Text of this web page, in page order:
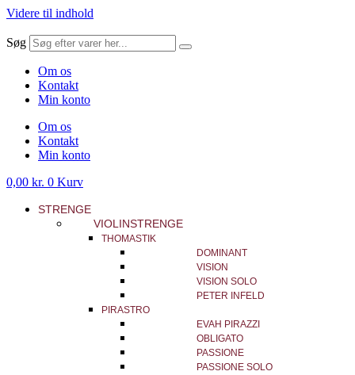
Videre til indhold
Søg
Om os
Kontakt
Min konto
Om os
Kontakt
Min konto
0,00 kr. 0 Kurv
STRENGE
VIOLINSTRENGE
THOMASTIK
DOMINANT
VISION
VISION SOLO
PETER INFELD
PIRASTRO
EVAH PIRAZZI
OBLIGATO
PASSIONE
PASSIONE SOLO